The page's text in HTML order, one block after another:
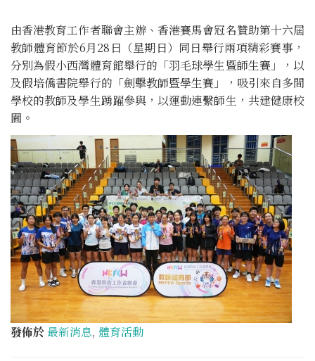
由香港教育工作者聯會主辦、香港賽馬會冠名贊助第十六屆
教師體育節於6月28日（星期日）同日舉行兩項精彩賽事，
分別為假小西灣體育館舉行的「羽毛球學生暨師生賽」，以
及假培僑書院舉行的「劍擊教師暨學生賽」，吸引來自多間
學校的教師及學生踴躍參與，以運動連繫師生，共建健康校
園。
發佈於最新消息, 體育活動